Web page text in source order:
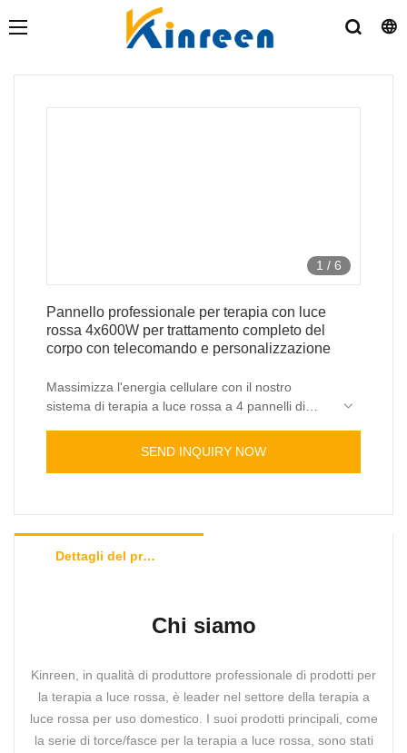
1 / 6
Pannello professionale per terapia con luce
rossa 4x600W per trattamento completo del
corpo con telecomando e personalizzazione
Massimizza l'energia cellulare con il nostro
sistema di terapia a luce rossa a 4 pannelli di
da 600 W di qualità medicale (accessori di
giunzione inclusi), questo design modulare offre
SEND INQUIRY NOW
Dettagli del prodotto
Chi siamo
Kinreen, in qualità di produttore professionale di prodotti per
la terapia a luce rossa, è leader nel settore della terapia a
luce rossa per uso domestico. I suoi prodotti principali, come
la serie di torce/fasce per la terapia a luce rossa, sono stati